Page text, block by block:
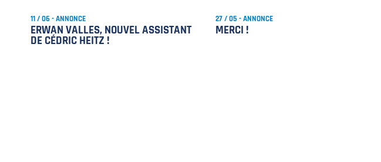
11 / 06 - ANNONCE
ERWAN VALLES, NOUVEL ASSISTANT
DE CÉDRIC HEITZ !
27 / 05 - ANNONCE
MERCI !